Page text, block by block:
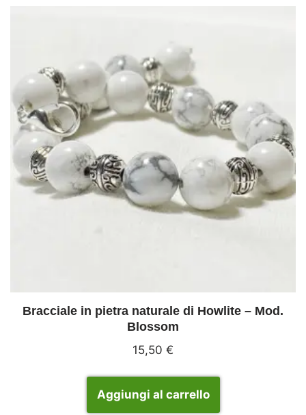
Bracciale in pietra naturale di Howlite – Mod.
Blossom
15,50 €
Aggiungi al carrello